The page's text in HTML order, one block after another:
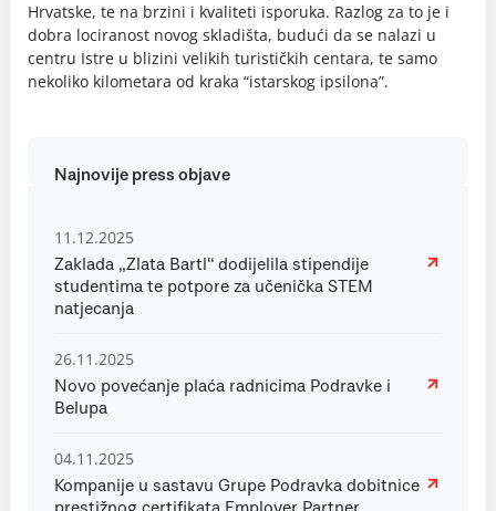
Hrvatske, te na brzini i kvaliteti isporuka. Razlog za to je i
dobra lociranost novog skladišta, budući da se nalazi u
centru Istre u blizini velikih turističkih centara, te samo
nekoliko kilometara od kraka “istarskog ipsilona”.
Najnovije press objave
11.12.2025
Zaklada „Zlata Bartl“ dodijelila stipendije
studentima te potpore za učenička STEM
natjecanja
26.11.2025
Novo povećanje plaća radnicima Podravke i
Belupa
04.11.2025
Kompanije u sastavu Grupe Podravka dobitnice